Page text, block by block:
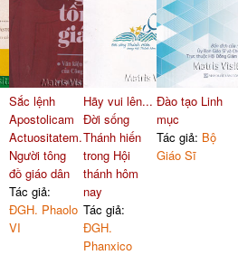
Sắc lệnh
Apostolicam
Actuositatem.
Người tông
đồ giáo dân
Tác giả:
ĐGH. Phaolo
VI
Hãy vui lên...
Đời sống
Thánh hiến
trong Hội
thánh hôm
nay
Tác giả:
ĐGH.
Phanxico
Đào tạo Linh
mục
Tác giả: Bộ
Giáo Sĩ